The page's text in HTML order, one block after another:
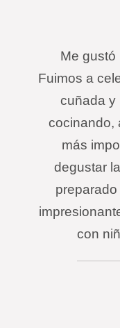
Me gustó
Fuimos a
cuñada y
cocinando,
más
degustar
con